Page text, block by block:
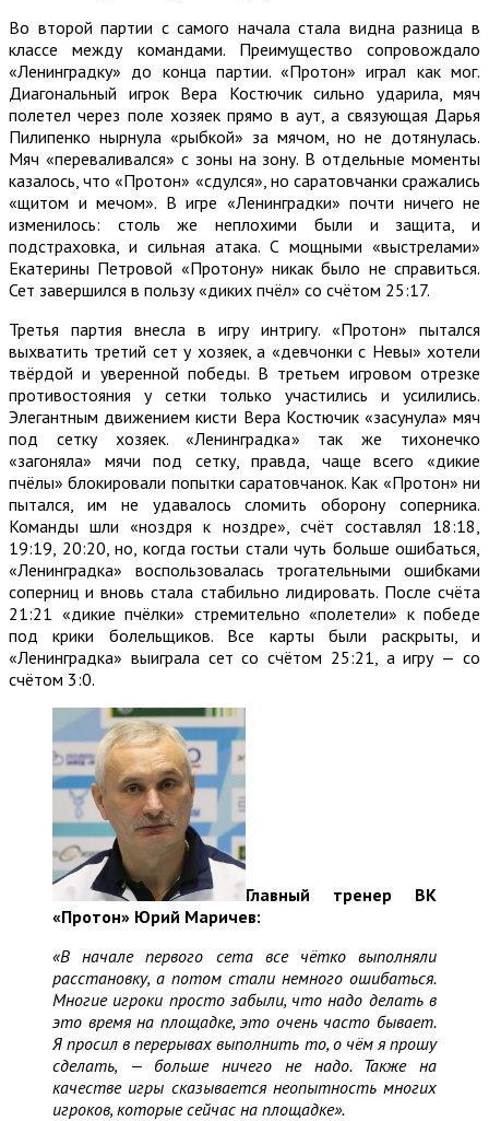
Во второй партии с самого начала стала видна разница в
классе между командами. Преимущество сопровождало
«Ленинградку» до конца партии. «Протон» играл как мог.
Диагональный игрок Вера Костючик сильно ударила, мяч
полетел через поле хозяек прямо в аут, а связующая Дарья
Пилипенко нырнула «рыбкой» за мячом, но не дотянулась.
Мяч «переваливался» с зоны на зону. В отдельные моменты
казалось, что «Протон» «сдулся», но саратовчанки сражались
«щитом и мечом». В игре «Ленинградки» почти ничего не
изменилось: столь же неплохими были и защита, и
подстраховка, и сильная атака. С мощными «выстрелами»
Екатерины Петровой «Протону» никак было не справиться.
Сет завершился в пользу «диких пчёл» со счётом 25:17.
Третья партия внесла в игру интригу. «Протон» пытался
выхватить третий сет у хозяек, а «девчонки с Невы» хотели
твёрдой и уверенной победы. В третьем игровом отрезке
противостояния у сетки только участились и усилились.
Элегантным движением кисти Вера Костючик «засунула» мяч
под сетку хозяек. «Ленинградка» так же тихонечко
«загоняла» мячи под сетку, правда, чаще всего «дикие
пчёлы» блокировали попытки саратовчанок. Как «Протон» ни
пытался, им не удавалось сломить оборону соперника.
Команды шли «ноздря к ноздре», счёт составлял 18:18,
19:19, 20:20, но, когда гостьи стали чуть больше ошибаться,
«Ленинградка» воспользовалась трогательными ошибками
соперниц и вновь стала стабильно лидировать. После счёта
21:21 «дикие пчёлки» стремительно «полетели» к победе
под крики болельщиков. Все карты были раскрыты, и
«Ленинградка» выиграла сет со счётом 25:21, а игру — со
счётом 3:0.
Главный тренер ВК
«Протон» Юрий Маричев:
«В начале первого сета все чётко выполняли
расстановку, а потом стали немного ошибаться.
Многие игроки просто забыли, что надо делать в
это время на площадке, это очень часто бывает.
Я просил в перерывах выполнить то, о чём я прошу
сделать, — больше ничего не надо. Также на
качестве игры сказывается неопытность многих
игроков, которые сейчас на площадке».